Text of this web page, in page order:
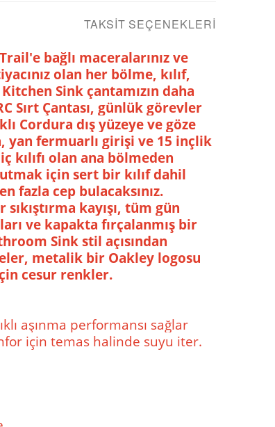
TAKSIT SEÇENEKLERI
bağlı maceralarınız ve
olan her bölme, kılıf,
Sink çantamızın daha
Sırt Çantası, günlük görevler
Cordura dış yüzeye ve göze
yan fermuarlı girişi ve 15 inçlik
kılıfı olan ana bölmeden
için sert bir kılıf dahil
fazla cep bulacaksınız.
sıkıştırma kayışı, tüm gün
ve kapakta fırçalanmış bir
Sink stil açısından
metalik bir Oakley logosu
cesur renkler.
aşınma performansı sağlar
için temas halinde suyu iter.